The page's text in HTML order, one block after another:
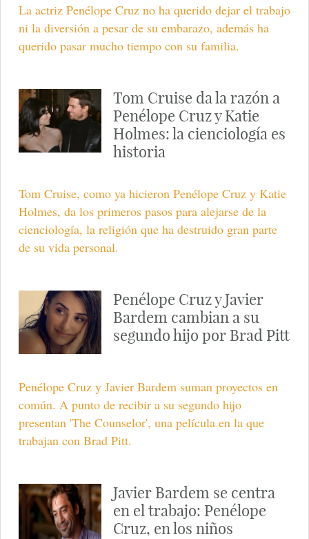
La actriz Penélope Cruz no ha querido dejar el trabajo
ni la diversión a pesar de su embarazo, además ha
querido pasar mucho tiempo con su familia.
Tom Cruise da la razón a
Penélope Cruz y Katie
Holmes: la cienciología es
historia
Tom Cruise, como ya hicieron Penélope Cruz y Katie
Holmes, da los primeros pasos para alejarse de la
cienciología, la religión que ha destruido gran parte
de su vida personal.
Penélope Cruz y Javier
Bardem cambian a su
segundo hijo por Brad Pitt
Penélope Cruz y Javier Bardem suman proyectos en
común. A punto de recibir a su segundo hijo
presentan 'The Counselor', una película en la que
trabajan con Brad Pitt.
Javier Bardem se centra
en el trabajo: Penélope
Cruz, en los niños